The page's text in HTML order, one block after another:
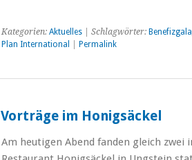
Kategorien: Aktuelles| Schlagwörter: Benefizgala
Plan International
Permalink
Vorträge im Honigsäckel
Am heutigen Abend fanden gleich